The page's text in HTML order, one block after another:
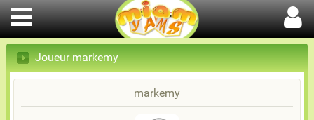
Joueur markemy
markemy